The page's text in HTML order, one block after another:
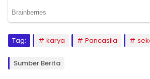
Tag: karya Pancasila
Sumber Berita